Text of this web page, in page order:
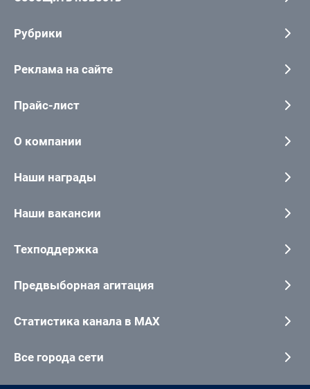
Рубрики
Реклама на сайте
Прайс-лист
О компании
Наши награды
Наши вакансии
Техподдержка
Предвыборная агитация
Статистика канала в MAX
Все города сети